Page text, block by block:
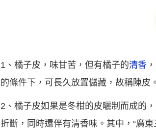
1、橘子皮，味甘苦，但有橘子的清香
的條件下，可長久放置儲藏，故稱陳皮。
2、橘子皮如果是冬柑的皮曬制而成的
折斷，同時還伴有清香味。其中，“廣